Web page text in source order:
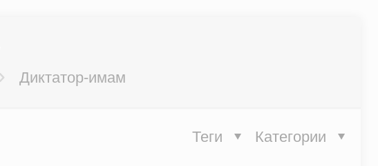
Диктатор-имам
Категории
Теги